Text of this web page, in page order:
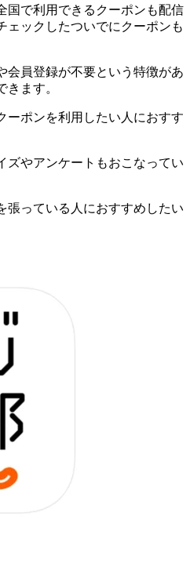
国で利用できるクーポンも配信
ェックしたついでにクーポンも
会員登録が不要という特徴があ
きます。
ーポンを利用したい人におすす
ズやアンケートもおこなってい
張っている人におすすめしたい